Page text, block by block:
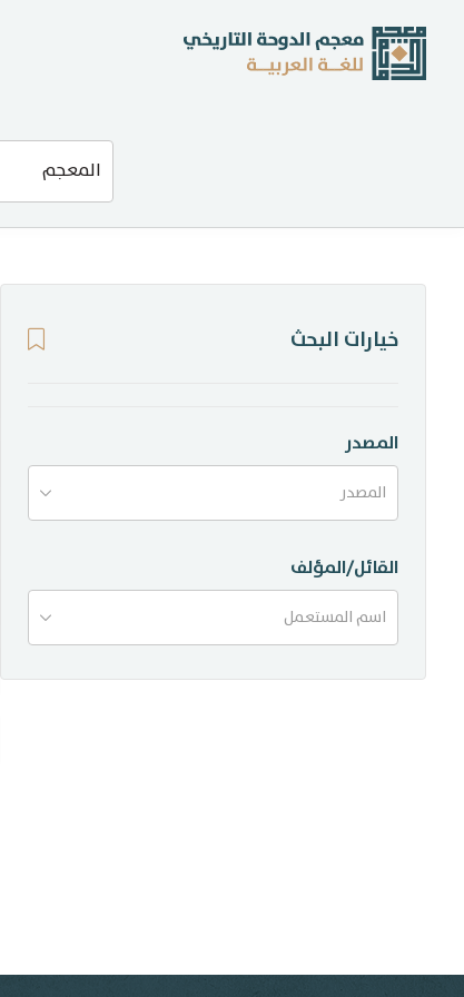
المعجم
إحصاءات
منشورات
تواصل معنا
خيارات البحث
المصدر
المصدر
القائل/المؤلف
اسم المستعمل